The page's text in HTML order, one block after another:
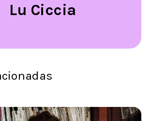
Lu Ciccia